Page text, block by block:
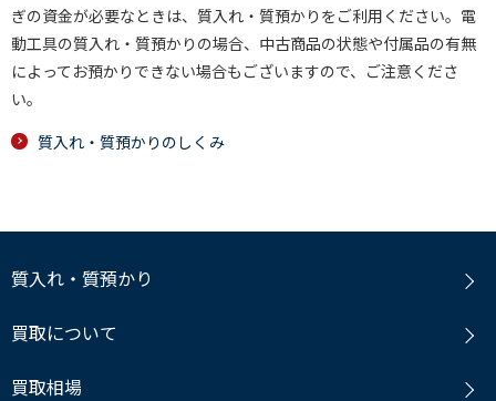
ぎの資金が必要なときは、質入れ・質預かりをご利用ください。電
動工具の質入れ・質預かりの場合、中古商品の状態や付属品の有無
によってお預かりできない場合もございますので、ご注意くださ
い。
質入れ・質預かりのしくみ
質入れ・質預かり
買取について
買取相場